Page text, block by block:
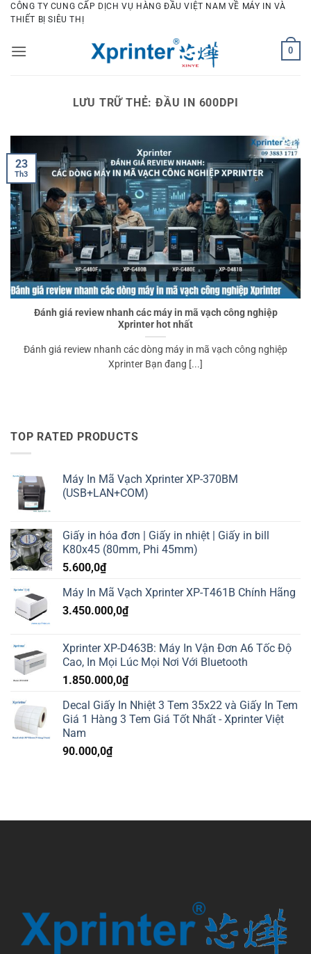
Bỏ
qua
dung
CÔNG TY CUNG CẤP DỊCH VỤ HÀNG ĐẦU VIỆT NAM VỀ MÁY IN VÀ
THIẾT BỊ SIÊU THỊ
0
LƯU TRỮ THẺ: ĐẦU IN 600DPI
Đánh giá review nhanh các máy in mã vạch công nghiệp
Xprinter hot nhất
Đánh giá review nhanh các dòng máy in mã vạch công nghiệp
Xprinter Bạn đang [...]
23
Th3
TOP RATED PRODUCTS
Máy In Mã Vạch Xprinter XP-370BM
(USB+LAN+COM)
Giấy in hóa đơn | Giấy in nhiệt | Giấy in bill
K80x45 (80mm, Phi 45mm)
5.600,0₫
Máy In Mã Vạch Xprinter XP-T461B Chính Hãng
3.450.000,0₫
Xprinter XP-D463B: Máy In Vận Đơn A6 Tốc Độ
Cao, In Mọi Lúc Mọi Nơi Với Bluetooth
1.850.000,0₫
Decal Giấy In Nhiệt 3 Tem 35x22 và Giấy In Tem
Giá 1 Hàng 3 Tem Giá Tốt Nhất - Xprinter Việt
Nam
90.000,0₫